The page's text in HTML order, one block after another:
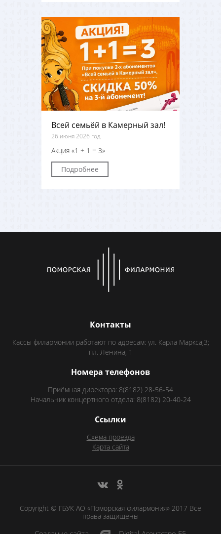
Всей семьёй в Камерный зал!
26 июня 2026 год
Акция «1 + 1 = 3»
Подробнее
Контакты
Кассы филармонии работают по адресам: ул. Карла Маркса,3;
пл. Ленина, 1
Номера телефонов
Приёмная директора: 8(8182) 28-56-54
Начальник концертного отдела: 8(8182) 20-40-24
Ссылки
Схема проезда
Карта сайта
Copyright © ГБУК АО «Поморская филармония» 2017 Все
права защищены